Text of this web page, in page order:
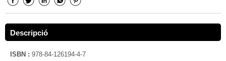
Descripció
ISBN : 978-84-126194-4-7